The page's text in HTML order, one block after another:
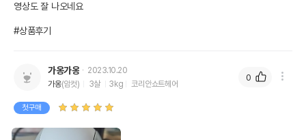
영상도 잘 나오네요
#상품후기
가옹가옹
2023.10.20
가옹(암컷) 3살 3kg 코리안쇼트헤어
첫구매
0